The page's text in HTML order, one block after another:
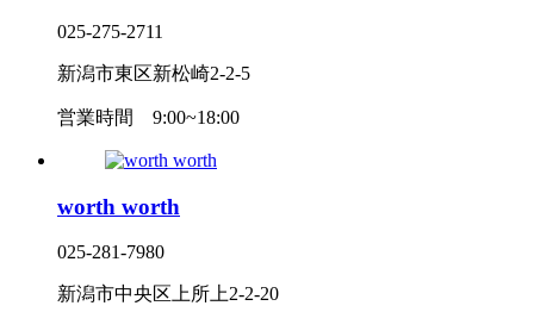
025-275-2711
新潟市東区新松崎2-2-5
営業時間 9:00~18:00
worth worth
025-281-7980
新潟市中央区上所上2-2-20